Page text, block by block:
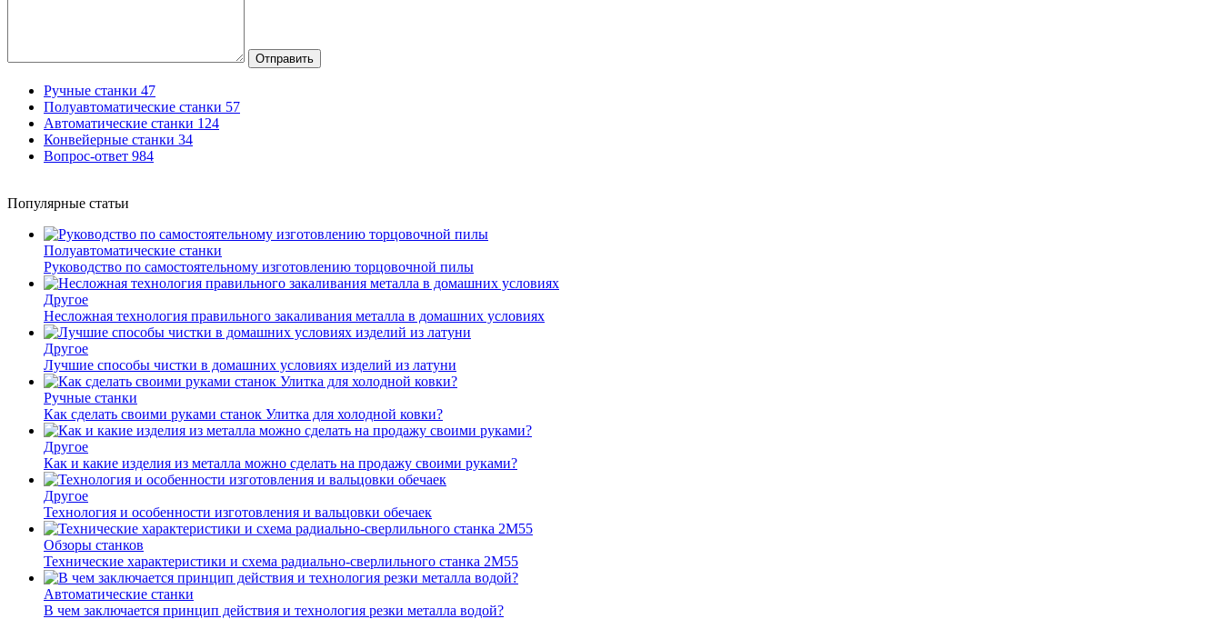
Отправить
Ручные станки 47
Полуавтоматические станки 57
Автоматические станки 124
Конвейерные станки 34
Вопрос-ответ 984
Популярные статьи
Полуавтоматические станки
Руководство по самостоятельному изготовлению торцовочной пилы
Другое
Несложная технология правильного закаливания металла в домашних условиях
Другое
Лучшие способы чистки в домашних условиях изделий из латуни
Ручные станки
Как сделать своими руками станок Улитка для холодной ковки?
Другое
Как и какие изделия из металла можно сделать на продажу своими руками?
Другое
Технология и особенности изготовления и вальцовки обечаек
Обзоры станков
Технические характеристики и схема радиально-сверлильного станка 2М55
Автоматические станки
В чем заключается принцип действия и технология резки металла водой?